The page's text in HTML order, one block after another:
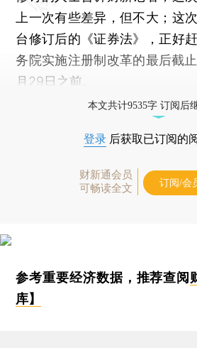
上一次有些差异，但不大；这
台修订后的《证券法》，正好
务院实施注册制改革的最后截
月29日之前。
本文共计9535字 订阅后
登录 后获取已订阅的
财新通会员
可畅读全文
订阅/会
参考重要经济数据，推荐查阅
库】